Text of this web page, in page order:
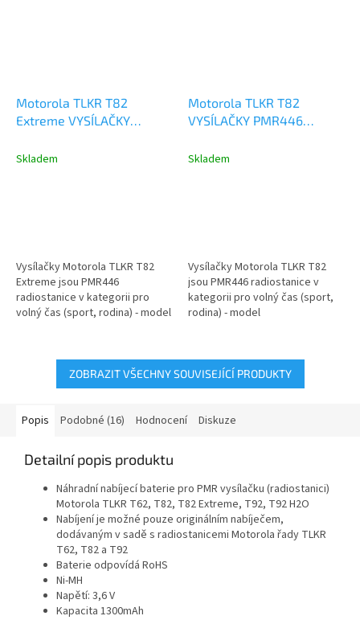
Motorola TLKR T82
Extreme VYSÍLAČKY
B8P00811YDEMAQ
Skladem
Vysílačky Motorola TLKR T82
Extreme jsou PMR446
radiostanice v kategorii pro
volný čas (sport, rodina) - model
Motorola TLKR T82
VYSÍLAČKY PMR446
Skladem
Vysílačky Motorola TLKR T82
jsou PMR446 radiostanice v
kategorii pro volný čas (sport,
rodina) - model
ZOBRAZIT VŠECHNY SOUVISEJÍCÍ PRODUKTY
Popis Podobné (16) Hodnocení Diskuze
Detailní popis produktu
Náhradní nabíjecí baterie pro PMR vysílačku (radiostanici)
Motorola TLKR T62, T82, T82 Extreme, T92, T92 H2O
Nabíjení je možné pouze originálním nabíječem,
dodávaným v sadě s radiostanicemi Motorola řady TLKR
T62, T82 a T92
Baterie odpovídá RoHS
Ni-MH
Napětí: 3,6 V
Kapacita 1300mAh